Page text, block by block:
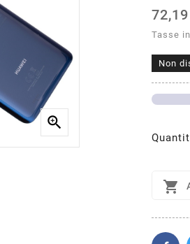

Tasse
Non
